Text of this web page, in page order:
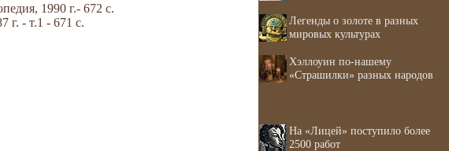
1990 г.- 672 с.
г. - т.1 - 671 с.
Легенды о золоте в разных
мировых культурах
Хэллоуин по-нашему
«Страшилки» разных народов
На «Лицей» поступило более
2500 работ